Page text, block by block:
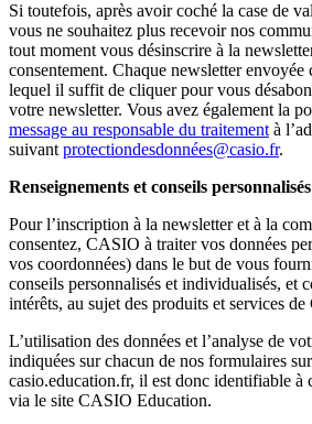
Si toutefois, après avoir coché la case de
vous ne souhaitez plus recevoir nos
tout moment vous désinscrire à la
consentement. Chaque newsletter
lequel il suffit de cliquer pour vous
votre newsletter. Vous avez également la
message au responsable du traitement à
suivant protectiondesdonnées@casio.fr.
Renseignements et conseils personnalisés
Pour l’inscription à la newsletter et à la
consentez, CASIO à traiter vos données
vos coordonnées) dans le but de vous
conseils personnalisés et individualisés, et
intérêts, au sujet des produits et services
L’utilisation des données et l’analyse de
indiquées sur chacun de nos formulaires
casio.education.fr, il est donc identifiable à
via le site CASIO Education.